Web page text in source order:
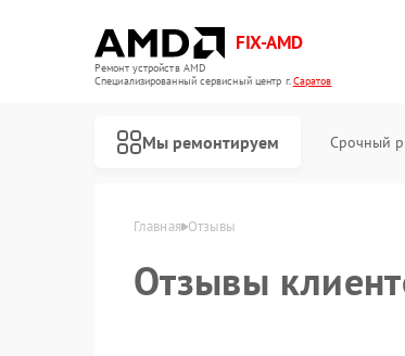
FIX-AMD
Ремонт устройств AMD
Специализированный cервисный центр г.Саратов
Мы ремонтируем Срочный
Главная Отзывы
Отзывы